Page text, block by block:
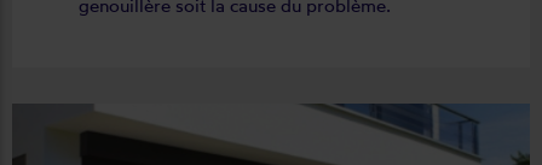
genouillère soit la cause du problème.